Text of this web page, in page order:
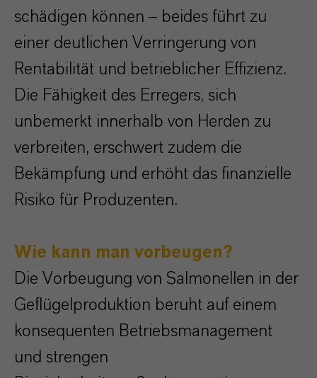
schädigen können – beides führt zu
einer deutlichen Verringerung von
Rentabilität und betrieblicher Effizienz.
Die Fähigkeit des Erregers, sich
unbemerkt innerhalb von Herden zu
verbreiten, erschwert zudem die
Bekämpfung und erhöht das finanzielle
Risiko für Produzenten.
Wie kann man vorbeugen?
Die Vorbeugung von Salmonellen in der
Geflügelproduktion beruht auf einem
konsequenten Betriebsmanagement
und strengen